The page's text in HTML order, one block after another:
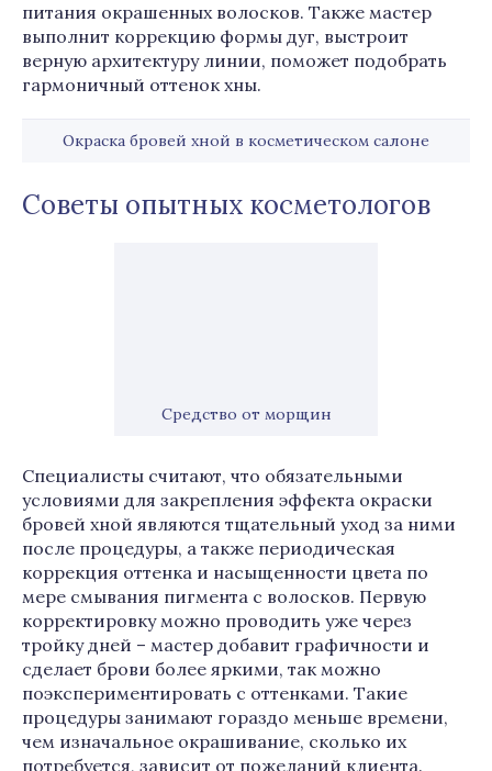
питания окрашенных волосков. Также мастер
выполнит коррекцию формы дуг, выстроит
верную архитектуру линии, поможет подобрать
гармоничный оттенок хны.
Окраска бровей хной в косметическом салоне
Советы опытных косметологов
Средство от морщин
Специалисты считают, что обязательными
условиями для закрепления эффекта окраски
бровей хной являются тщательный уход за ними
после процедуры, а также периодическая
коррекция оттенка и насыщенности цвета по
мере смывания пигмента с волосков. Первую
корректировку можно проводить уже через
тройку дней – мастер добавит графичности и
сделает брови более яркими, так можно
поэкспериментировать с оттенками. Такие
процедуры занимают гораздо меньше времени,
чем изначальное окрашивание, сколько их
потребуется, зависит от пожеланий клиента.